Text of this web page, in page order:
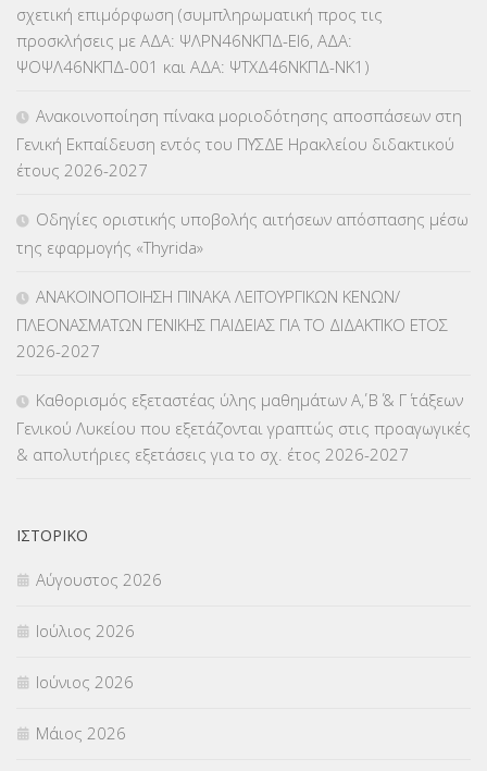
ΚΕΣΥ (60)
ΚΕΣΥΠ(109)
ΚΠγ – ΚΡΑΤΙΚΟ ΠΙΣΤΟΠΟΙΗΤΙΚΟ ΓΛΩΣΣΟΜΑΘΕΙΑΣ(135)
ΚΠπ- ΚΡΑΤΙΚΟ ΠΙΣΤΟΠΟΙΗΤΙΚΟ ΠΛΗΡΟΦΟΡΙΚΗΣ
ΛΟΙΠΑ(309)
ΜΕΤΑΘΕΣΕΙΣ-ΤΟΠΟΘΕΤΗΣΕΙΣ ΒΕΛΤΙΩΣΕΙΣ(319)
ΜΕΤΑΦΟΡΑ ΜΑΘΗΤΩΝ(3)
ΟΙΚΟΝΟΜΙΚΑ ΘΕΜΑΤΑ
Π.Ε.Κ. ΗΡΑΚΛΕΙΟΥ
ΠΑΝΕΛΛΑΔΙΚΕΣ ΕΞΕΤΑΣΕΙΣ
ΠΡΟΚΗΡΥΞΕΙΣ
ΣΕΜΙΝΑΡΙΑ – ΗΜΕΡΙΔΕΣ
σχετική επιμόρφωση (συμπληρωματική προς τις
προσκλήσεις με ΑΔΑ: ΨΛΡΝ46ΝΚΠΔ-ΕΙ6, ΑΔΑ:
ΨΟΨΛ46ΝΚΠΔ-001 και ΑΔΑ: ΨΤΧΔ46ΝΚΠΔ-ΝΚ1)
Ανακοινοποίηση πίνακα μοριοδότησης αποσπάσεων στη
Γενική Εκπαίδευση εντός του ΠΥΣΔΕ Ηρακλείου διδακτικού
έτους 2026-2027
Οδηγίες οριστικής υποβολής αιτήσεων απόσπασης μέσω
της εφαρμογής «Thyrida»
ΑΝΑΚΟΙΝΟΠΟΙΗΣΗ ΠΙΝΑΚΑ ΛΕΙΤΟΥΡΓΙΚΩΝ ΚΕΝΩΝ/
ΠΛΕΟΝΑΣΜΑΤΩΝ ΓΕΝΙΚΗΣ ΠΑΙΔΕΙΑΣ ΓΙΑ ΤΟ ΔΙΔΑΚΤΙΚΟ ΕΤΟΣ
2026-2027
Καθορισμός εξεταστέας ύλης μαθημάτων Α΄, Β΄ & Γ΄ τάξεων
Γενικού Λυκείου που εξετάζονται γραπτώς στις προαγωγικές
& απολυτήριες εξετάσεις για το σχ. έτος 2026-2027
ΙΣΤΟΡΙΚΌ
Αύγουστος 2026
Ιούλιος 2026
Ιούνιος 2026
Μάιος 2026